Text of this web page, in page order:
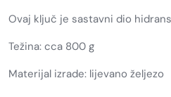
Ovaj ključ je sastavni dio
Težina: cca 800 g
Materijal izrade: lijevano željezo